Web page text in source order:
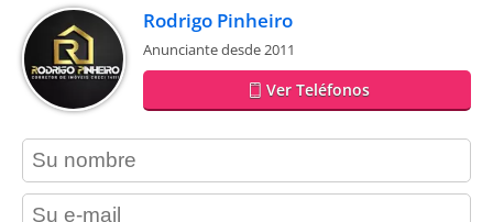
Rodrigo Pinheiro
Anunciante desde 2011
Ver Teléfonos
contact_name
contact_email